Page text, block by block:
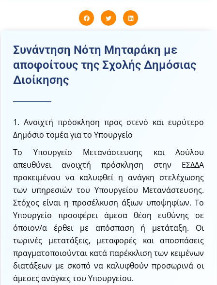
Συνάντηση Νότη Μηταράκη με
αποφοίτους της Σχολής Δημόσιας
Διοίκησης
1. Ανοιχτή πρόσκληση προς στενό και ευρύτερο
Δημόσιο τομέα για το Υπουργείο
Το Υπουργείο Μετανάστευσης και Ασύλου
απευθύνει ανοιχτή πρόσκληση στην ΕΣΔΔΑ
προκειμένου να καλυφθεί η ανάγκη στελέχωσης
των υπηρεσιών του Υπουργείου Μετανάστευσης.
Στόχος είναι η προσέλκυση άξιων υποψηφίων. Το
Υπουργείο προσφέρει άμεσα θέση ευθύνης σε
όποιον/α έρθει με απόσπαση ή μετάταξη. Οι
τωρινές μετατάξεις, μεταφορές και αποσπάσεις
πραγματοποιούνται κατά παρέκκλιση των κειμένων
διατάξεων με σκοπό να καλυφθούν προσωρινά οι
άμεσες ανάγκες του Υπουργείου.